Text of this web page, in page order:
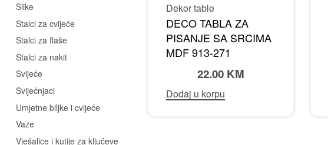
Slike
Stalci za cvijeće
Stalci za flaše
Stalci za nakit
Svijeće
Svijećnjaci
Umjetne biljke i cvijeće
Vaze
Vješalice i kutije za ključeve
Dekor table
DECO TABLA ZA
PISANJE SA SRCIMA
MDF 913-271
22.00 KM
Dodaj u korpu